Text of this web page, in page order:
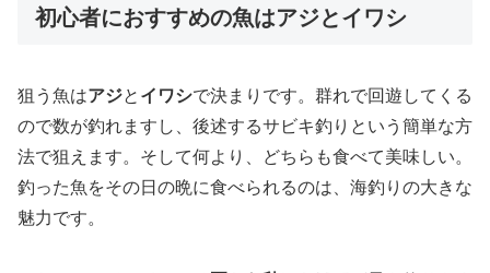
初心者におすすめの魚はアジとイワシ
狙う魚はアジと イワシで決まりです。群れで回遊してくる
ので数が釣れますし、後述するサビキ釣りという簡単な方
法で狙えます。そして何より、どちらも食べて美味しい。
釣った魚をその日の晩に食べられるのは、海釣りの大きな
魅力です。